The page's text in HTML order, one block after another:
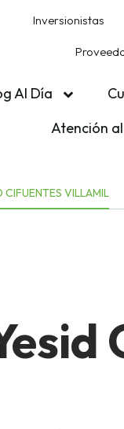
Inversionistas
Al Día
Atención
CIFUENTES VILLAMIL